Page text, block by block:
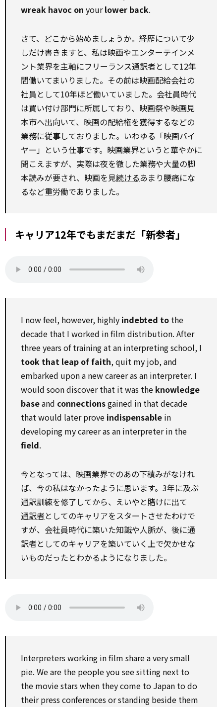
wreak havoc on yourlower back.
さて、どこから始めましょうか。経歴について少
しだけ書きますと、私は映画やエンターテインメ
ント業界を主軸にフリーランス通訳者として12年
間働いてまいりました。その前は映画配給会社の
社員として10年ほど働いていました。会社員時代
は買い付け部門に所属しており、映画祭や映画見
本市へ出向いて、映画の配給権を獲得するなどの
業務に従事しておりました。いわゆる「映画バイ
ヤー」という仕事です。映画業界というと華やかに
聞こえますが、実際は夜を徹した業務や大量の脚
本読みが要され、映画を見続けるあまり腰痛にな
るなど重労働でありました。
キャリア12年でもまだまだ「新参者」
I now feel, however, highly indebted to the
decade that I worked in film distribution. After
three years of training at an interpreting school, I
took that leap of faith, quit my job, and
embarked upon a new career as an interpreter. I
would soon discover that it was the knowledge
baseand connectionsgained in that decade
that would later prove indispensable in
developing my career as an interpreter in the
field.
今となっては、映画業界でのあの下積みがなけれ
ば、今の私はなかったように思います。3年に及ぶ
通訳訓練を修了してから、えいやと賭けに出て
通訳者としてのキャリアをスタートさせたわけで
すが、会社員時代に築いた知識や人脈が、後に通
訳者としてのキャリアを築いていく上で欠かせな
いものだったとわかるようになりました。
Interpreters working in film share a very small
pie. We are the people you see sitting next to
the movie stars when they come to Japan to do
their press conferences or standing beside them